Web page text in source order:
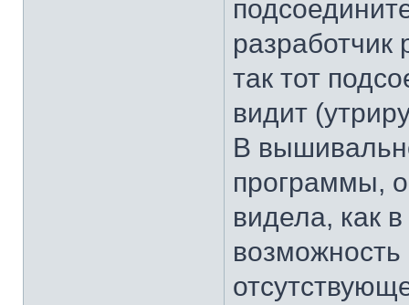
разработчик
так тот
видит
В
программы,
видела, как